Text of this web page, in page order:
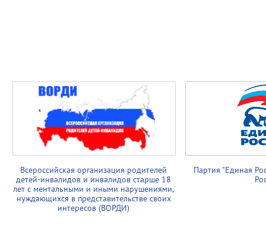
Всероссийская организация родителей
детей-инвалидов и инвалидов старше 18
лет с ментальными и иными нарушениями,
нуждающихся в представительстве своих
интересов (ВОРДИ)
Партия "Единая